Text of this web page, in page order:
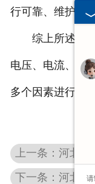
行可靠、维护方
综上所述，接
电压、电流、接
多个因素进行综
上一条：河北变
下一条：河北高